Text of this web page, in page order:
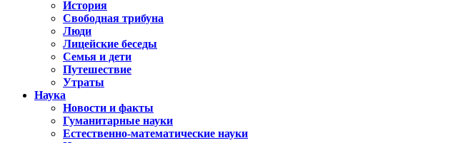
История
Свободная трибуна
Люди
Лицейские беседы
Семья и дети
Путешествие
Утраты
Наука
Новости и факты
Гуманитарные науки
Естественно-математические науки